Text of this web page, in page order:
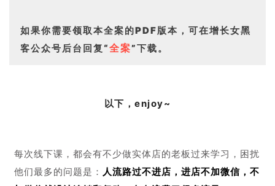
如果你需要领取本全案的PDF版本， 可在增长女黑
客公众号后台回复“全案”下载。
以下，enjoy~
每次线下课，都会有不少做实体店的老板过来学习，困扰
他们最多的问题是： 人流路过不进店，进店不加微信，不